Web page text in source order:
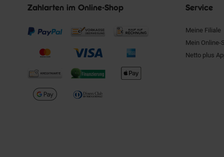
Zahlarten im Online-Shop Service
Meine Filiale
Mein Online-
Netto plus